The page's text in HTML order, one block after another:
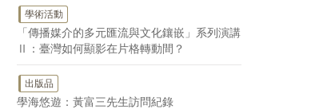
學術活動
「傳播媒介的多元匯流與文化鑲嵌」系列演講
Ⅱ：臺灣如何顯影在片格轉動間？
出版品
學海悠遊：黃富三先生訪問紀錄